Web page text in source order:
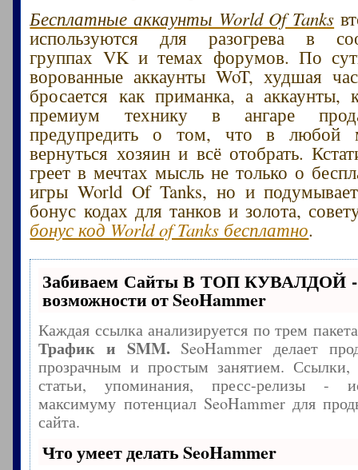
Бесплатные аккаунты World Of Tanks
используются для разогрева в
группах VK и темах форумов. По
ворованные аккаунты WoT, худшая
бросается как приманка, а аккаунты,
премиум технику в ангаре
предупредить о том, что в любой
вернуться хозяин и всё отобрать.
греет в мечтах мысль не только о
игры World Of Tanks, но и
бонус кодах для танков и золота,
бонус код World of Tanks бесплатно.
Забиваем Сайты В ТОП КУВАЛДОЙ -
возможности от SeoHammer
Каждая ссылка анализируется по трем
Трафик и SMM.SeoHammer делает
прозрачным и простым занятием. Ссылки,
статьи, упоминания, пресс-релизы -
максимуму потенциал SeoHammer для
сайта.
Что умеет делать SeoHammer